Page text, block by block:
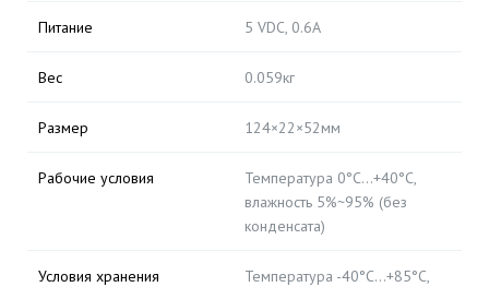
Питание 5 VDC, 0.6A
Вес 0.059кг
Размер 124×22×52мм
Рабочие условия
Температура 0°C...+40°C,
влажность 5%~95% (без
конденсата)
Условия хранения
Температура -40°C...+85°C,